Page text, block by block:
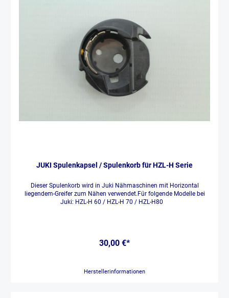
JUKI Spulenkapsel / Spulenkorb für HZL-H Serie
Dieser Spulenkorb wird in Juki Nähmaschinen mit Horizontal
liegendem-Greifer zum Nähen verwendet.Für folgende Modelle bei
Juki: HZL-H 60 / HZL-H 70 / HZL-H80
30,00 €*
Herstellerinformationen